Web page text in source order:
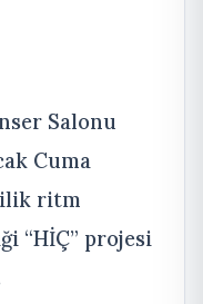
Salonu
Cuma
ritm
“HİÇ” projesi